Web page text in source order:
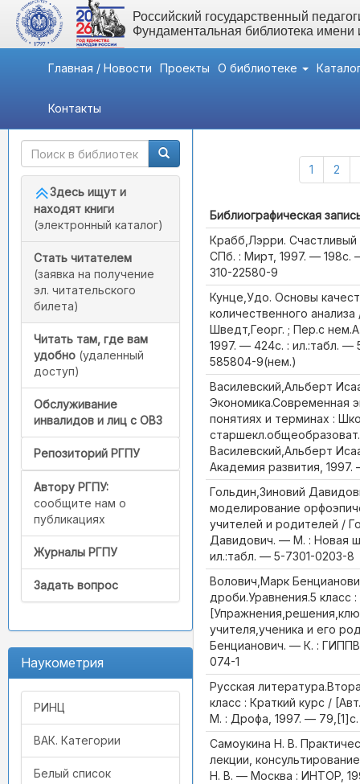
Российский государственный
Фундаментальная библиотека
Главная / Новости Проекты О библиотеке
Контакты
Быстрый доступ
Здесь ищут и
находят книги
(электронный каталог)
Стать читателем
(заявка на получение
эл. читательского
билета)
Читать там, где вам
удобно (удаленный
доступ)
Обслуживание
инвалидов и лиц с ОВЗ
Репозиторий РГПУ
Автору РГПУ:
сообщите нам о
публикациях
Журналы РГПУ
Задать вопрос
Наукометрия
РИНЦ
ВАК. Категории
Белый список
1 2
Библиографическая
Крабб,Лэрри.
СПб. : Мирт, 1997. —
310-22580-9
Кунце,Удо. Основы
количественного
Шведт,Георг. ; Пер.с
1997. — 424с. : ил.:табл.
585804-9(нем.)
Василевский,Альберт
Экономика.Современная
понятиях и терминах :
Василевский,Альберт
Академия развития,
Гольдин,Зиновий
моделирование
учителей и родителей /
Давидович. — М. : Новая
ил.:табл. — 5-7301-0203-8
Волович,Марк
дроби.Уравнения.5 класс :
учителя,ученика и его
Бенцианович. — К. :
074-1
Русская
класс : Краткий курс /
М. : Дрофа, 1997. —
Самоукина Н. В.
лекции,
Н. В. — Москва : ИНТОР,